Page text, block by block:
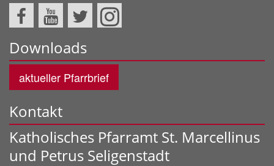
Downloads
aktueller Pfarrbrief
Kontakt
Katholisches Pfarramt St. Marcellinus
und Petrus Seligenstadt